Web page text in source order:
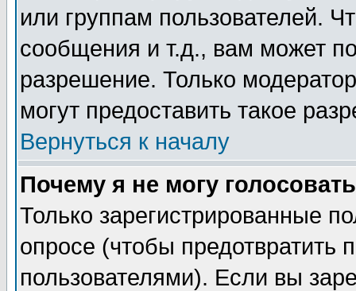
или группам пользователей.
сообщения и т.д., вам может
разрешение. Только
могут предоставить такое
Вернуться к началу
Почему я не могу
Только зарегистрированные
опросе (чтобы предотвратить
пользователями). Если вы